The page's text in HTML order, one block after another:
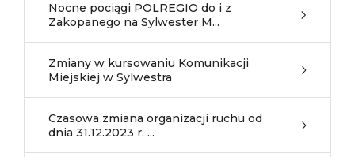
Nocne pociągi POLREGIO do i z
Zakopanego na Sylwester M...
Zmiany w kursowaniu Komunikacji
Miejskiej w Sylwestra
Czasowa zmiana organizacji ruchu od
dnia 31.12.2023 r. ...